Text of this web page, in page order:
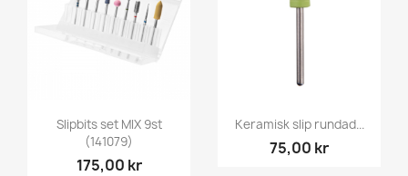
Slipbits set MIX 9st
(141079)
175,00 kr
Keramisk slip rundad...
75,00 kr